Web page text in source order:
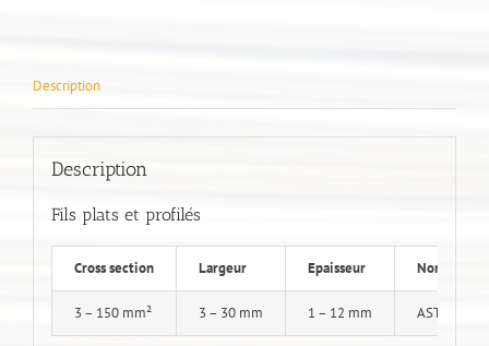
Description
Description
Fils plats et profilés
Cross section Largeur Epaisseur Normes
3 – 150 mm² 3 – 30 mm 1 – 12 mm ASTM